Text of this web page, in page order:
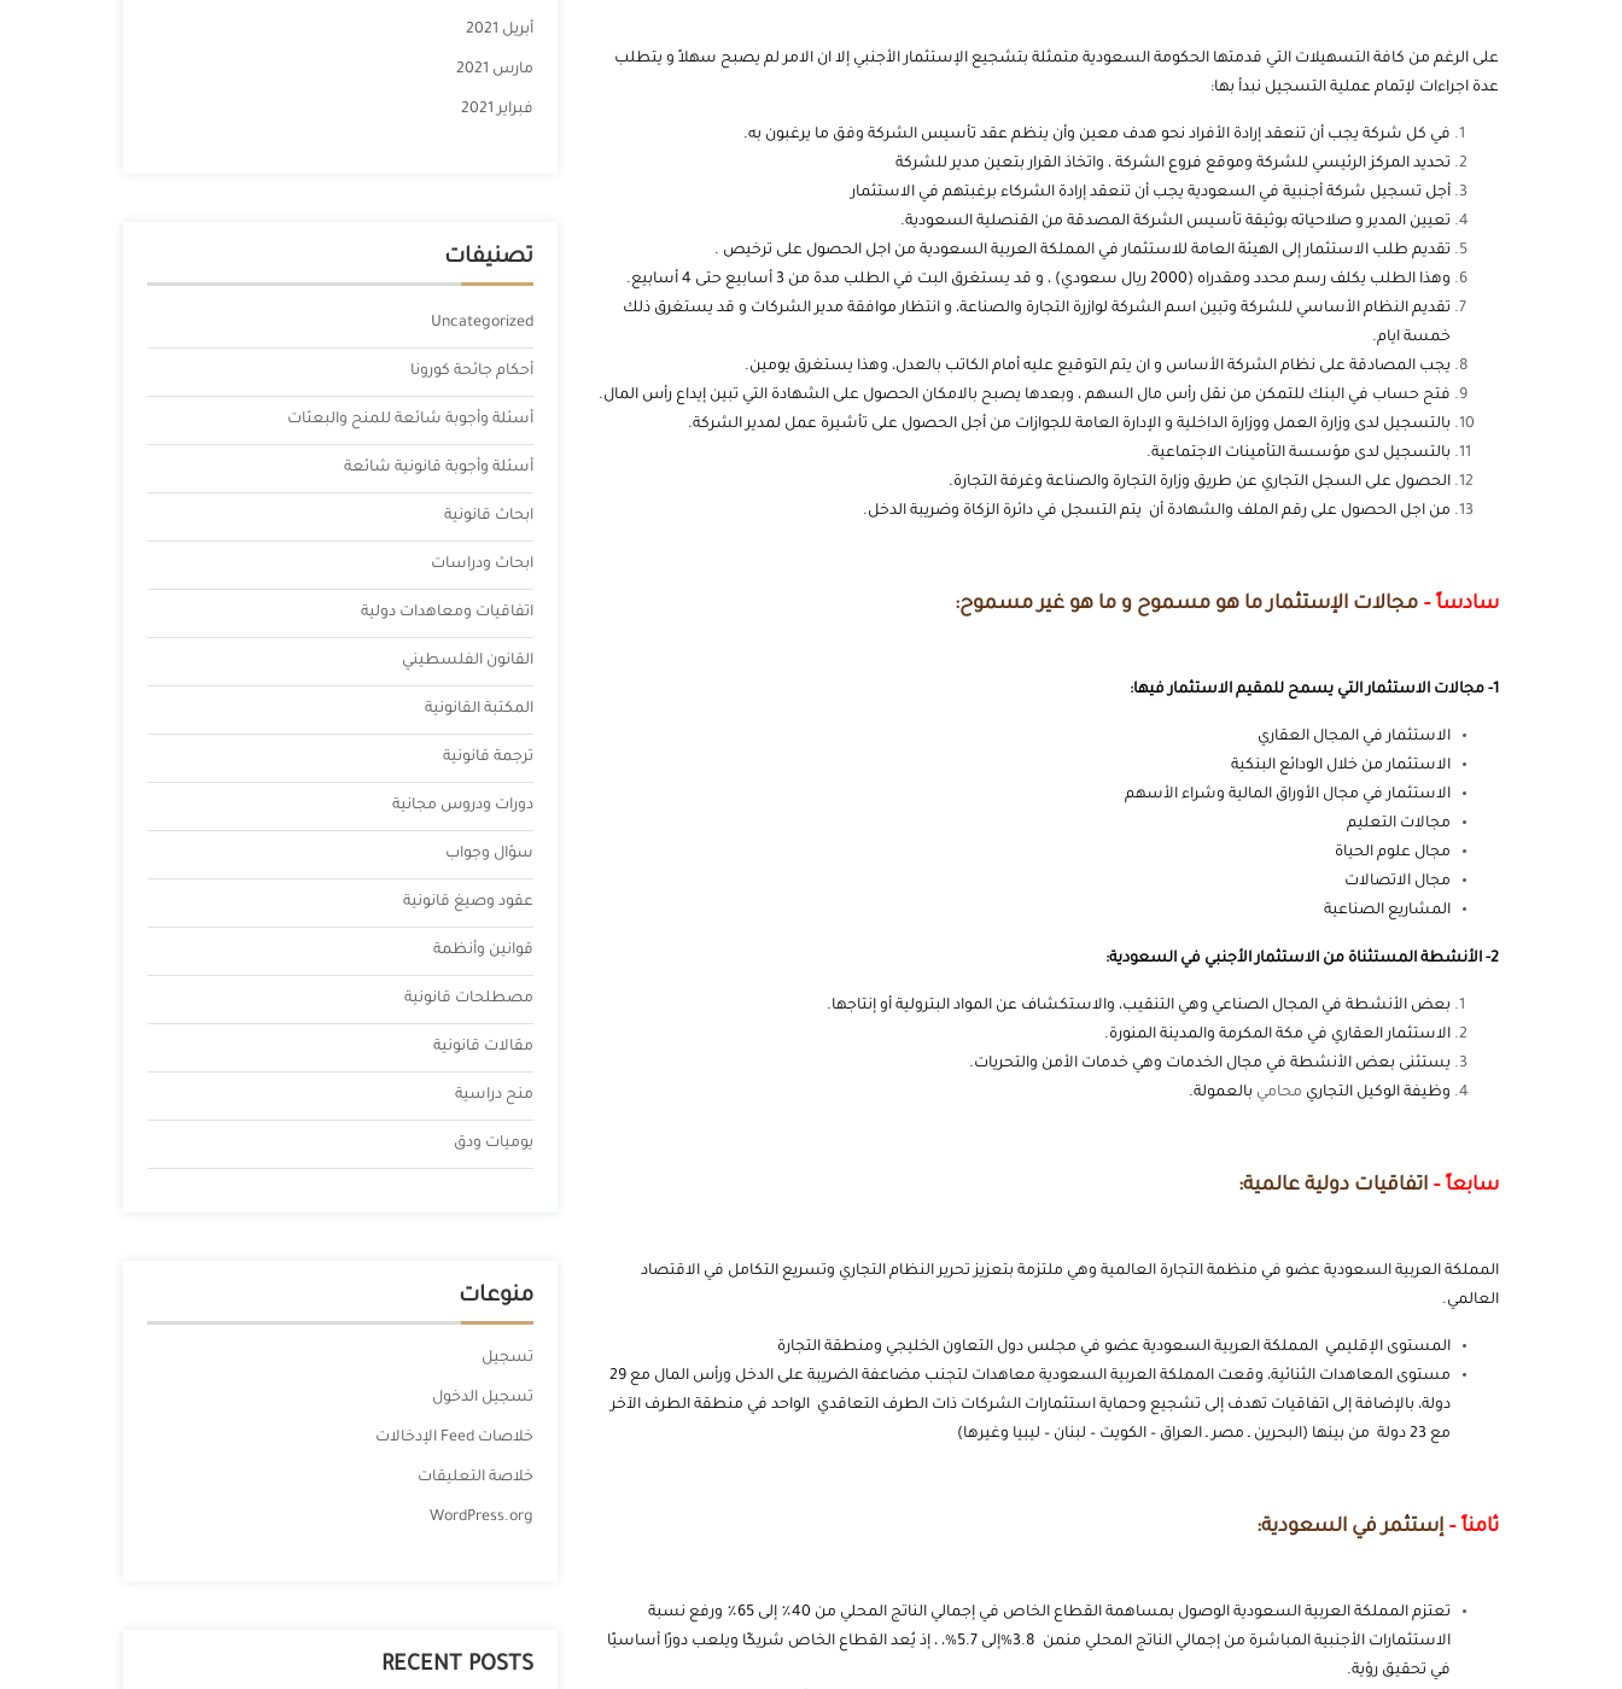
على الرغم من كافة التسهيلات التي قدمتها الحكومة السعودية متمثلة بتشجيع الإستثمار الأجنبي إلا ان الامر لم يصبح سهلاً و يتطلب
عدة اجراءات لإتمام عملية التسجيل نبدأ بها:
في كل شركة يجب أن تنعقد إرادة الأفراد نحو هدف معين وأن ينظم عقد تأسيس الشركة وفق ما يرغبون به.
تحديد المركز الرئيسي للشركة وموقع فروع الشركة ، واتخاذ القرار بتعين مدير للشركة
أجل تسجيل شركة أجنبية في السعودية يجب أن تنعقد إرادة الشركاء برغبتهم في الاستثمار
تعيين المدير و صلاحياته بوثيقة تأسيس الشركة المصدقة من القنصلية السعودية.
تقديم طلب الاستثمار إلى الهيئة العامة للاستثمار في المملكة العربية السعودية من اجل الحصول على ترخيص .
وهذا الطلب يكلف رسم محدد ومقدراه (2000 ريال سعودي) ، و قد يستغرق البت في الطلب مدة من 3 أسابيع حتى 4 أسابيع.
تقديم النظام الأساسي للشركة وتبين اسم الشركة لوازرة التجارة والصناعة، و انتظار موافقة مدير الشركات و قد يستغرق ذلك
خمسة ايام.
يجب المصادقة على نظام الشركة الأساس و ان يتم التوقيع عليه أمام الكاتب بالعدل، وهذا يستغرق يومين.
فتح حساب في البنك للتمكن من نقل رأس مال السهم ، وبعدها يصبح بالامكان الحصول على الشهادة التي تبين إيداع رأس المال.
بالتسجيل لدى وزارة العمل ووزارة الداخلية و الإدارة العامة للجوازات من أجل الحصول على تأشيرة عمل لمدير الشركة.
بالتسجيل لدى مؤسسة التأمينات الاجتماعية.
الحصول على السجل التجاري عن طريق وزارة التجارة والصناعة وغرفة التجارة.
من اجل الحصول على رقم الملف والشهادة أن يتم التسجل في دائرة الزكاة وضريبة الدخل.
سادساً – مجالات الإستثمار ما هو مسموح و ما هو غير مسموح:
1- مجالات الاستثمار التي يسمح للمقيم الاستثمار فيها:
الاستثمار في المجال العقاري
الاستثمار من خلال الودائع البنكية
الاستثمار في مجال الأوراق المالية وشراء الأسهم
مجالات التعليم
مجال علوم الحياة
مجال الاتصالات
المشاريع الصناعية
2- الأنشطة المستثناة من الاستثمار الأجنبي في السعودية:
بعض الأنشطة في المجال الصناعي وهي التنقيب، والاستكشاف عن المواد البترولية أو إنتاجها.
الاستثمار العقاري في مكة المكرمة والمدينة المنورة.
يستثنى بعض الأنشطة في مجال الخدمات وهي خدمات الأمن والتحريات.
وظيفة الوكيل التجاري محامي بالعمولة.
سابعاً – اتفاقيات دولية عالمية:
المملكة العربية السعودية عضو في منظمة التجارة العالمية وهي ملتزمة بتعزيز تحرير النظام التجاري وتسريع التكامل في الاقتصاد
العالمي.
المستوى الإقليمي المملكة العربية السعودية عضو في مجلس دول التعاون الخليجي ومنطقة التجارة
مستوى المعاهدات الثنائية، وقعت المملكة العربية السعودية معاهدات لتجنب مضاعفة الضريبة على الدخل ورأس المال مع 29
دولة، بالإضافة إلى اتفاقيات تهدف إلى تشجيع وحماية استثمارات الشركات ذات الطرف التعاقدي الواحد في منطقة الطرف الآخر
مع 23 دولة من بينها (البحرين ـ مصر ـ العراق – الكويت – لبنان – ليبيا وغيرها)
ثامناً – إستثمر في السعودية:
تعتزم المملكة العربية السعودية الوصول بمساهمة القطاع الخاص في إجمالي الناتج المحلي من 40٪ إلى 65٪ ورفع نسبة
الاستثمارات الأجنبية المباشرة من إجمالي الناتج المحلي منمن 3.8%إلى 5.7%، ، إذ يُعد القطاع الخاص شريكًا ويلعب دورًا أساسيًا
في تحقيق رؤية.
أبريل 2021
مارس 2021
فبراير 2021
تصنيفات
Uncategorized
أحكام جائحة كورونا
أسئلة وأجوبة شائعة للمنح والبعثات
أسئلة وأجوبة قانونية شائعة
ابحاث قانونية
ابحاث ودراسات
اتفاقيات ومعاهدات دولية
القانون الفلسطيني
المكتبة القانونية
ترجمة قانونية
دورات ودروس مجانية
سؤال وجواب
عقود وصيغ قانونية
قوانين وأنظمة
مصطلحات قانونية
مقالات قانونية
منح دراسية
يوميات ودق
منوعات
تسجيل
تسجيل الدخول
خلاصات Feed الإدخالات
خلاصة التعليقات
WordPress.org
RECENT POSTS